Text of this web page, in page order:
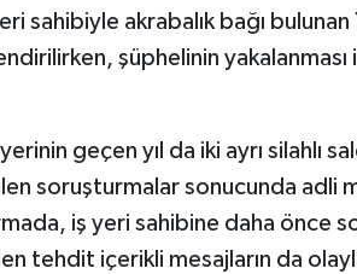
sahibiyle akrabalık bağı bulunan
şüphelinin yakalanması
geçen yıl da iki ayrı silahlı
soruşturmalar sonucunda adli
iş yeri sahibine daha önce
tehdit içerikli mesajların da